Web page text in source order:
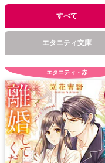
すべて
エタニティ文庫
エタニティ・赤